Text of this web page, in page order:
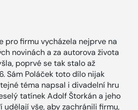
pro firmu vycházela nejprve na
novinách a za autorova života
poprvé se tak stalo až
Sám Poláček toto dílo nijak
téma napsal i divadelní hru
tatínek Adolf Štorkán a jeho
vše, aby zachránili firmu,